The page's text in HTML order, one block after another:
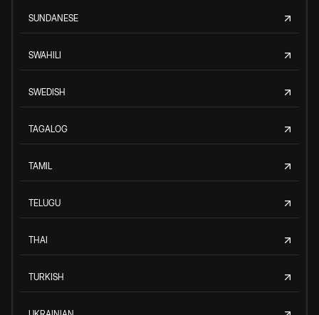
SUNDANESE
SWAHILI
SWEDISH
TAGALOG
TAMIL
TELUGU
THAI
TURKISH